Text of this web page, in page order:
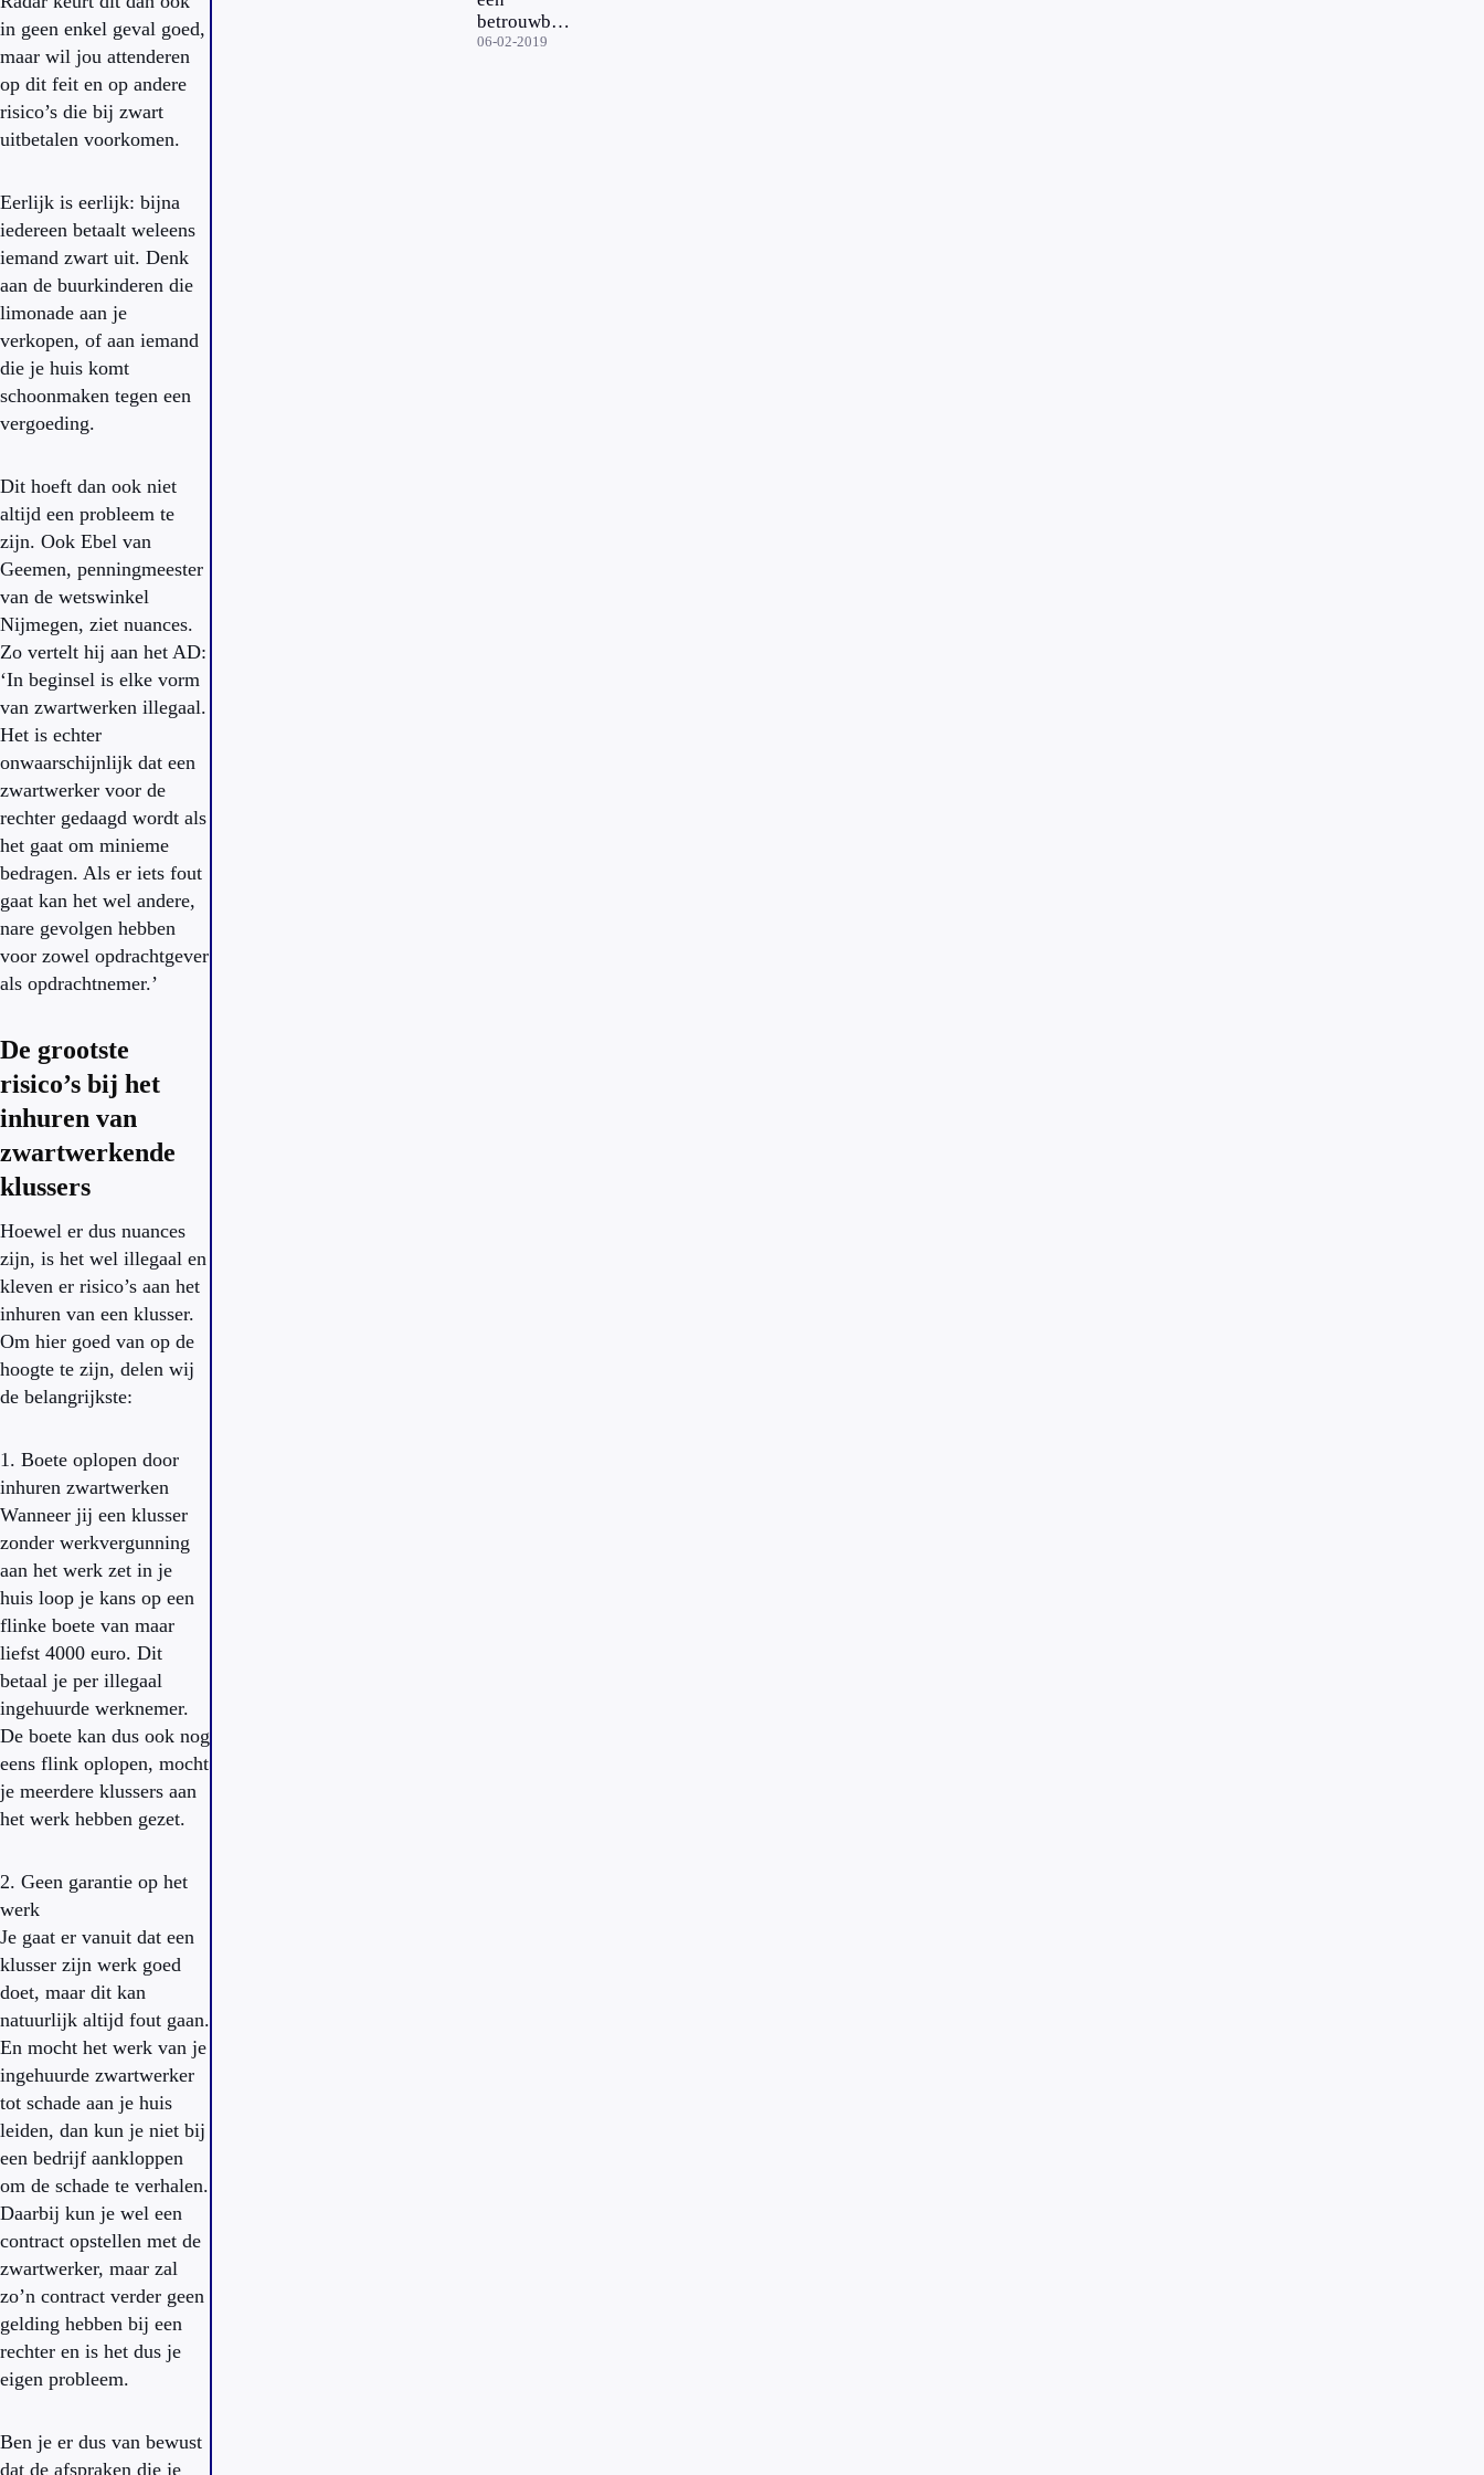
in geen enkel geval goed,
maar wil jou attenderen
op dit feit en op andere
risico’s die bij zwart
uitbetalen voorkomen.
Eerlijk is eerlijk: bijna
iedereen betaalt weleens
iemand zwart uit. Denk
aan de buurkinderen die
limonade aan je
verkopen, of aan iemand
die je huis komt
schoonmaken tegen een
vergoeding.
Dit hoeft dan ook niet
altijd een probleem te
zijn. Ook Ebel van
Geemen, penningmeester
van de wetswinkel
Nijmegen, ziet nuances.
Zo vertelt hij aan het AD:
‘In beginsel is elke vorm
van zwartwerken illegaal.
Het is echter
onwaarschijnlijk dat een
zwartwerker voor de
rechter gedaagd wordt als
het gaat om minieme
bedragen. Als er iets fout
gaat kan het wel andere,
nare gevolgen hebben
voor zowel opdrachtgever
als opdrachtnemer.’
De grootste
risico’s bij het
inhuren van
zwartwerkende
klussers
Hoewel er dus nuances
zijn, is het wel illegaal en
kleven er risico’s aan het
inhuren van een klusser.
Om hier goed van op de
hoogte te zijn, delen wij
de belangrijkste:
1. Boete oplopen door
inhuren zwartwerken
Wanneer jij een klusser
zonder werkvergunning
aan het werk zet in je
huis loop je kans op een
flinke boete van maar
liefst 4000 euro. Dit
betaal je per illegaal
ingehuurde werknemer.
De boete kan dus ook nog
eens flink oplopen, mocht
je meerdere klussers aan
het werk hebben gezet.
2. Geen garantie op het
werk
Je gaat er vanuit dat een
klusser zijn werk goed
doet, maar dit kan
natuurlijk altijd fout gaan.
En mocht het werk van je
ingehuurde zwartwerker
tot schade aan je huis
leiden, dan kun je niet bij
een bedrijf aankloppen
om de schade te verhalen.
Daarbij kun je wel een
contract opstellen met de
zwartwerker, maar zal
zo’n contract verder geen
gelding hebben bij een
rechter en is het dus je
eigen probleem.
Ben je er dus van bewust
dat de afspraken die je
betrouwbare
klusjesman
06-02-2019